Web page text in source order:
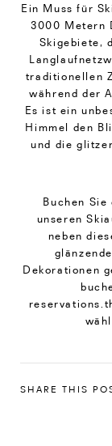
Ein Muss für
3000 Metern
Skigebiete,
traditionellen
während der
Es ist ein
Himmel den
und die
Buchen
unseren
neben
Dekorationen
SHARE THIS